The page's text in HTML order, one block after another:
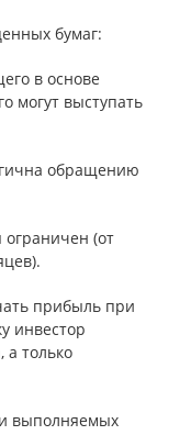
бумаг:
в основе
могут выступать
обращению
(от
прибыль при
инвестор
а только
выполняемых